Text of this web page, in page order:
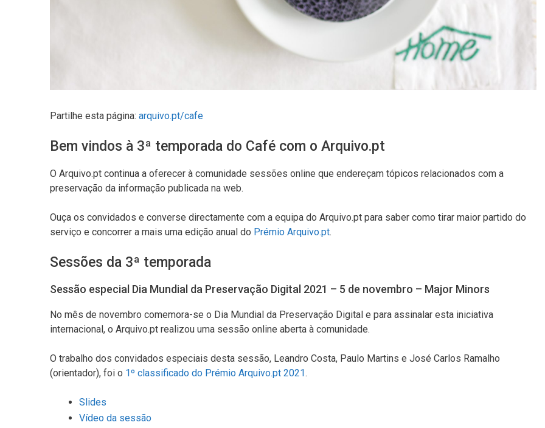
Partilhe esta página: arquivo.pt/cafe
Bem vindos à 3ª temporada do Café com o Arquivo.pt
O Arquivo.pt continua a oferecer à comunidade sessões online que endereçam tópicos relacionados com a
preservação da informação publicada na web.
Ouça os convidados e converse directamente com a equipa do Arquivo.pt para saber como tirar maior partido do
serviço e concorrer a mais uma edição anual do Prémio Arquivo.pt.
Sessões da 3ª temporada
Sessão especial Dia Mundial da Preservação Digital 2021 – 5 de novembro – Major Minors
No mês de novembro comemora-se o Dia Mundial da Preservação Digital e para assinalar esta iniciativa
internacional, o Arquivo.pt realizou uma sessão online aberta à comunidade.
O trabalho dos convidados especiais desta sessão, Leandro Costa, Paulo Martins e José Carlos Ramalho
(orientador), foi o 1º classificado do Prémio Arquivo.pt 2021.
Slides
Vídeo da sessão